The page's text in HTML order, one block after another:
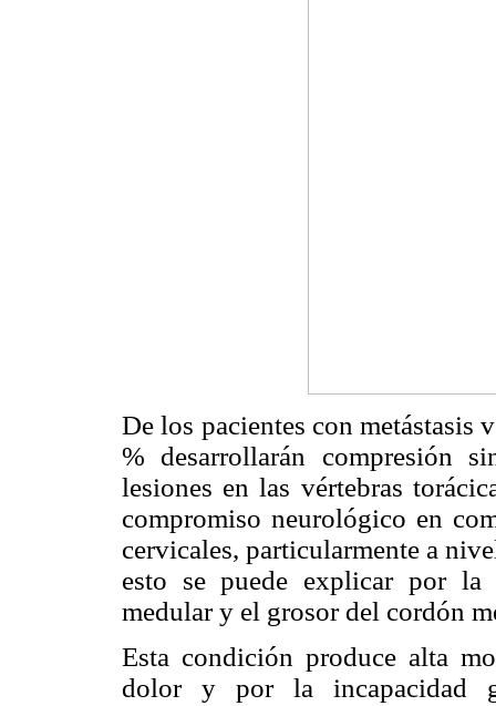
De los pacientes con metástasis
% desarrollarán compresión
lesiones en las vértebras
compromiso neurológico en
cervicales, particularmente a
esto se puede explicar por la
medular y el grosor del cordón
Esta condición produce alta
dolor y por la incapacidad